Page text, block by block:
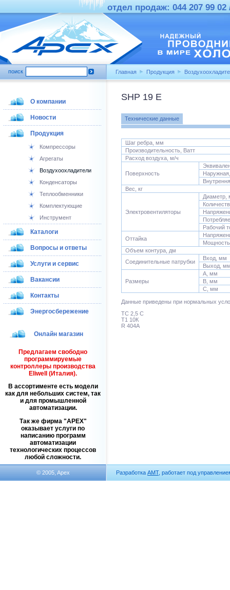
отдел продаж: 044 207 99 02
поиск Главная Продукция
О компании
Новости
Продукция
Компрессоры
Агрегаты
Воздухоохладители
Конденсаторы
Теплообменники
Комплектующие
Инструмент
Каталоги
Вопросы и ответы
Услуги и сервис
Вакансии
Контакты
Энергосбережение
Онлайн магазин
Предлагаем свободно
программируемые
контроллеры производства
Eliwell (Италия).
В ассортименте есть модели
как для небольших систем, так
и для промышленной
автоматизации.
Так же фирма
APEX
оказывает услуги по
написанию программ
автоматизации
технологических процессов
любой сложности.
SHP 19 E
Технические данные
Шаг ребра, мм
Производительность, Ватт
Расход воздуха, м/ч
Поверхность
Вес, кг
Электровентиляторы
Диаметр,
Рабочий
Оттайка
Объем контура, дм
Соединительные патрубки
Вход, мм
Выход,
Размеры
А, мм
В, мм
С, мм
Данные приведены при нормальных
ТС 2,5 С
Т1 10К
R 404A
© 2005, Apex Разработка АМТ, работает под